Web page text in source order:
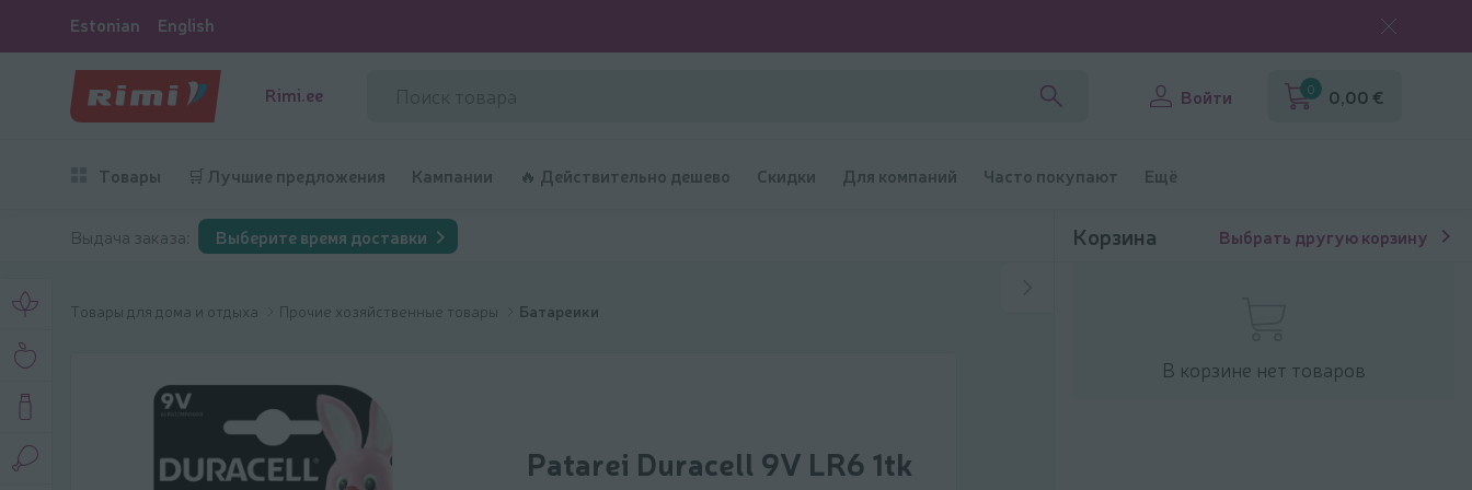
Estonian English
Rimi.ee Войти 0 0,00 €
Товары 🛒 Лучшие предложения Кампании 🔥 Действительно дешево Скидки Для компаний Часто покупают Ещё
Выдача заказа: Выберите время доставки
Товары для дома и отдыха Прочие хозяйственные товары Батареики
Patarei Duracell 9V LR6 1tk
Корзина Выбрать другую корзину
В корзине нет товаров